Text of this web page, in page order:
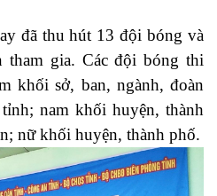
đã thu hút 13 đội bóng và
tham gia. Các đội bóng thi
khối sở, ban, ngành, đoàn
nam khối huyện, thành
nữ khối huyện, thành phố.